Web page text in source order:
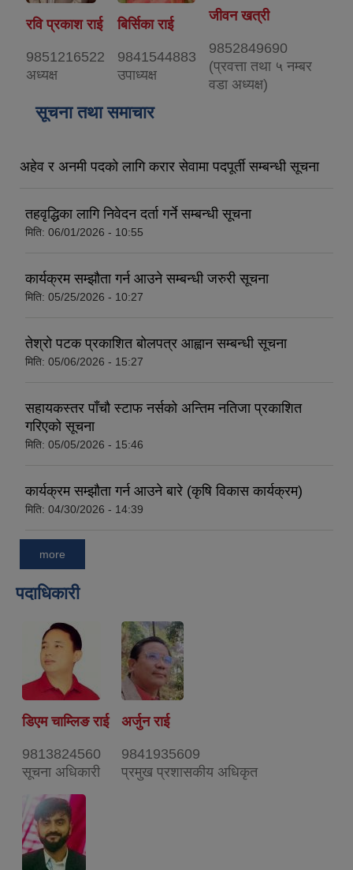
रवि प्रकाश राई
9851216522
अध्यक्ष
बिर्सिका राई
9841544883
उपाध्यक्ष
जीवन खत्री
9852849690
(प्रवत्ता तथा ५ नम्बर
वडा अध्यक्ष)
सूचना तथा समाचार
अहेव र अनमी पदको लागि करार सेवामा पदपूर्ती सम्बन्धी सूचना
तहवृद्धिका लागि निवेदन दर्ता गर्ने सम्बन्धी सूचना
मिति: 06/01/2026 - 10:55
कार्यक्रम सम्झौता गर्न आउने सम्बन्धी जरुरी सूचना
मिति: 05/25/2026 - 10:27
तेश्रो पटक प्रकाशित बोलपत्र आह्वान सम्बन्धी सूचना
मिति: 05/06/2026 - 15:27
सहायकस्तर पाँचौ स्टाफ नर्सको अन्तिम नतिजा प्रकाशित
गरिएको सूचना
मिति: 05/05/2026 - 15:46
कार्यक्रम सम्झौता गर्न आउने बारे (कृषि विकास कार्यक्रम)
मिति: 04/30/2026 - 14:39
more
पदाधिकारी
डिएम चाम्लिङ राई
9813824560
सूचना अधिकारी
अर्जुन राई
9841935609
प्रमुख प्रशासकीय अधिकृत